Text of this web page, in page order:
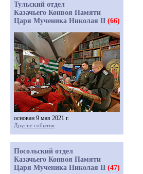
Тульский отдел
Казачьего Конвоя Памяти
Царя Мученика Николая II (66)
основан 9 мая 2021 г.
Другие события
Посольский отдел
Казачьего Конвоя Памяти
Царя Мученика Николая II (47)